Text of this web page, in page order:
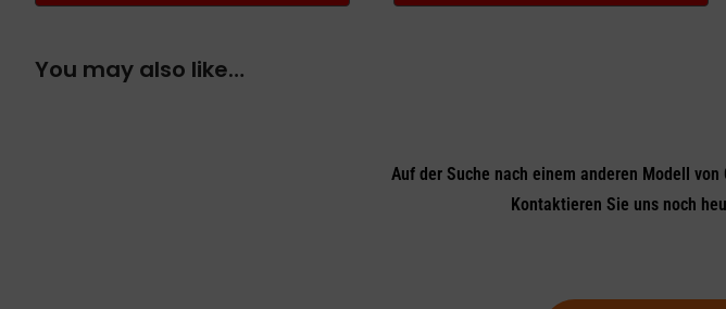
You may also like…
Auf der Suche nach einem anderen Modell von
Kontaktieren Sie uns noch